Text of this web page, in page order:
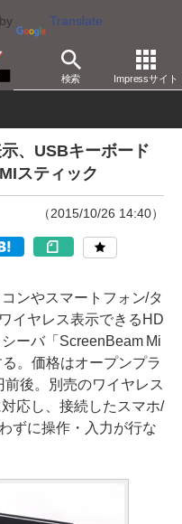
Translate
検索 Impressサイト
、USBキーボード
スティック
（2015/10/26 14:40）
ンやスマートフォン/タ
イヤレス表示できるHD
ーバ「ScreenBeam Mi
。価格はオープンプラ
後。別売のワイヤレス
応し、接続したスマホ/
ずに操作・入力が行な